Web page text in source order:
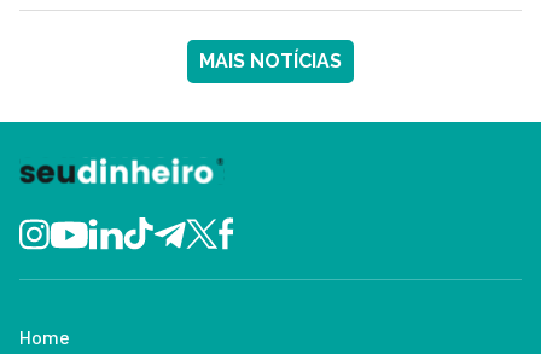
MAIS NOTÍCIAS
Home